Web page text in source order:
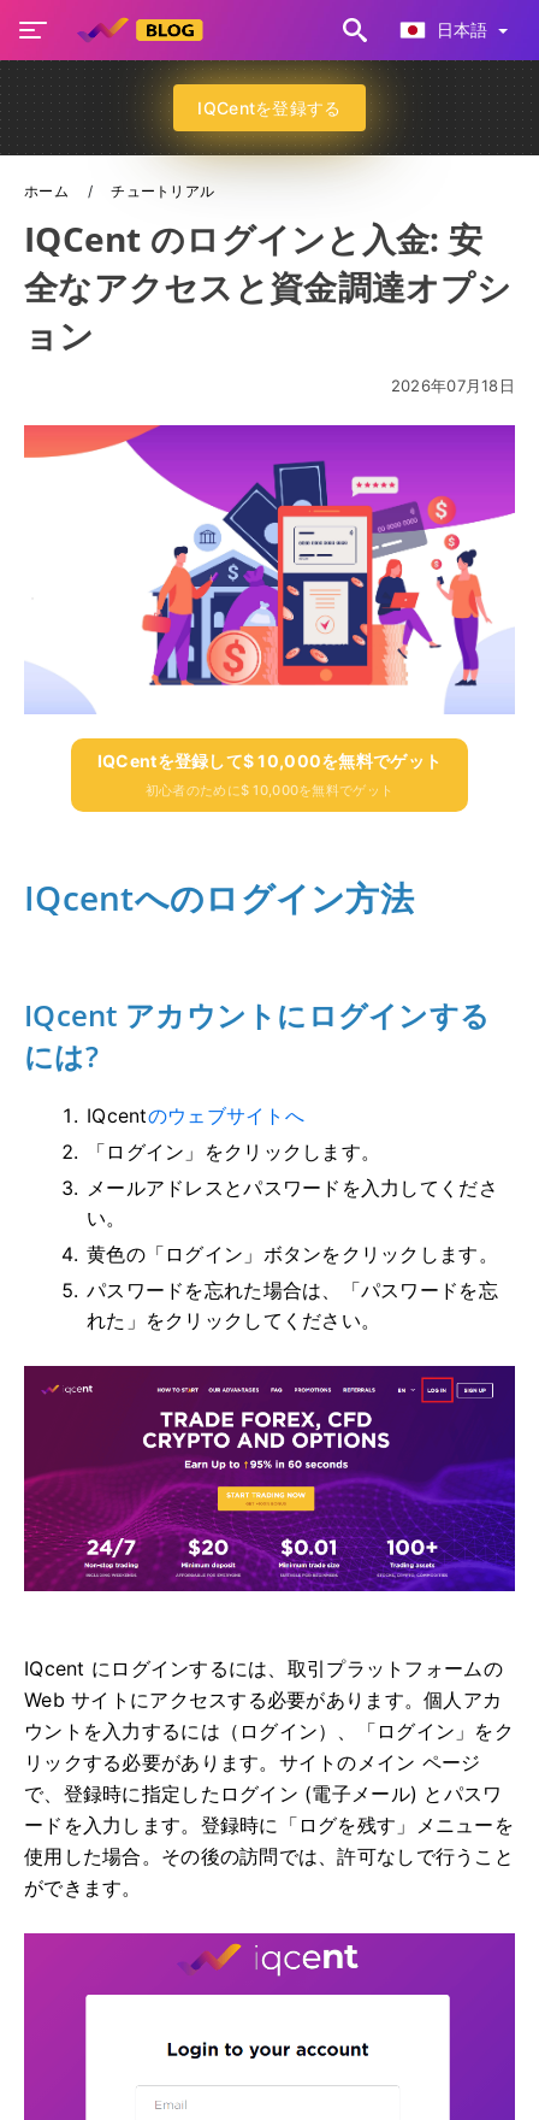
日本語
IQCentを登録する
ホーム チュートリアル
IQCent のログインと入金: 安
全なアクセスと資金調達オプシ
ョン
2026年07月18日
IQCentを登録して$ 10,000を無料でゲット
初心者のために$ 10,000を無料でゲット
IQcentへのログイン方法
IQcent アカウントにログインする
には?
IQcentのウェブサイトへ
「ログイン」をクリックします。
メールアドレスとパスワードを入力してくださ
い。
黄色の「ログイン」ボタンをクリックします。
パスワードを忘れた場合は、「パスワードを忘
れた」をクリックしてください。
IQcent にログインするには、取引プラットフォームの
Web サイトにアクセスする必要があります。個人アカ
ウントを入力するには（ログイン）、「ログイン」をク
リックする必要があります。 サイトのメイン ページ
で、登録時に指定したログイン (電子メール) とパスワ
ードを入力します。 登録時に「ログを残す」メニューを
使用した場合。 その後の訪問では、許可なしで行うこと
ができます。